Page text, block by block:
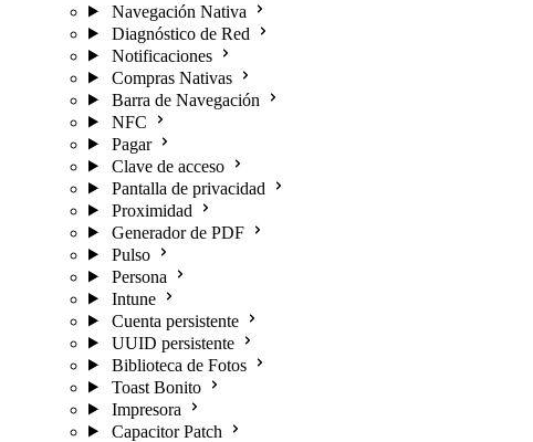
Navegación Nativa
Diagnóstico de Red
Notificaciones
Compras Nativas
Barra de Navegación
NFC
Pagar
Clave de acceso
Pantalla de privacidad
Proximidad
Generador de PDF
Pulso
Persona
Intune
Cuenta persistente
UUID persistente
Biblioteca de Fotos
Toast Bonito
Impresora
Capacitor Patch